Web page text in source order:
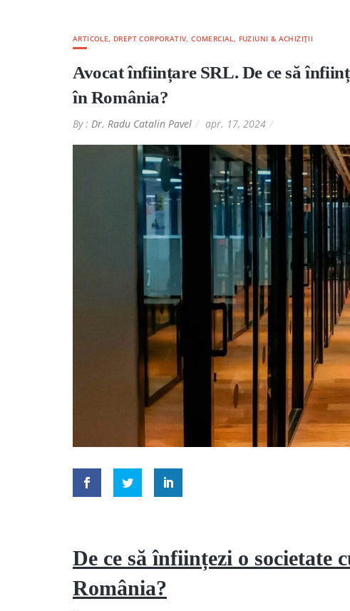
ARTICOLE, DREPT CORPORATIV, COMERCIAL, FUZIUNI & ACHIZIȚII
Avocat înființare SRL. De ce să
în România?
By : Dr. Radu Catalin Pavel apr. 17, 2024
De ce să înființezi o
România?